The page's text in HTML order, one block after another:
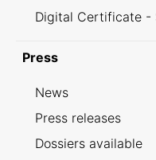
Digital Certificate -
Press
News
Press releases
Dossiers available